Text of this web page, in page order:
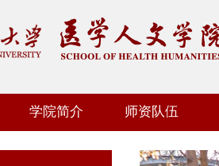
学院简介 师资队伍